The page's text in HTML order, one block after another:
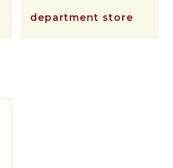
department store